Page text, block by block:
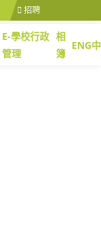
招聘
E-學校行政
管理
相
簿
ENG中